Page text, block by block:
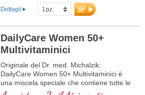
Dettagli
DailyCare Women 50+
Multivitaminici
Originale del Dr. med. Michalzik:
DailyCare Women 50+ Multivitaminici è
una miscela speciale che contiene tutte le
vitamine in forma bioattiva e ad alta